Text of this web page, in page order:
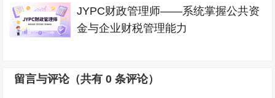
JYPC财政管理师——系统掌握公共资
金与企业财税管理能力
留言与评论（共有0 条评论）